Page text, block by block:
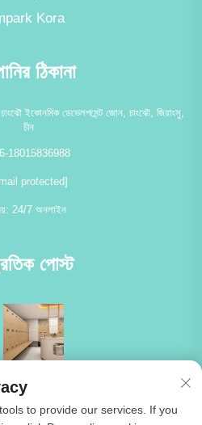
Kora
ঠিকানা
ইকোনমিক ডেভেলপমেন্ট জোন, চাংঝৌ, জিয়াংসু,
চীন
18015836988
protected]
24/7 অনলাইন
পোস্ট
to provide our services. If you